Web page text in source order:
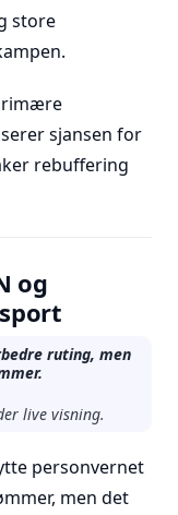
store
sjansen for
rebuffering
og
ruting, men
live visning.
personvernet
men det